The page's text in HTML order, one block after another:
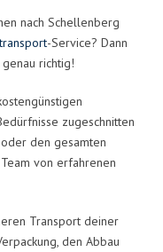
nach Schellenberg
-Service? Dann
richtig!
zugeschnitten
den gesamten
von erfahrenen
Transport deiner
den Abbau